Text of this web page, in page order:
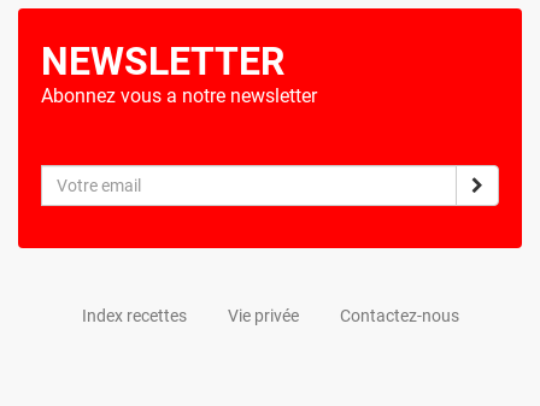
NEWSLETTER
Abonnez vous a notre newsletter
Index recettes Vie privée Contactez-nous